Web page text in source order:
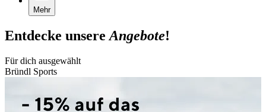
Mehr
Entdecke unsereAngebote!
Für dich ausgewählt
Bründl Sports